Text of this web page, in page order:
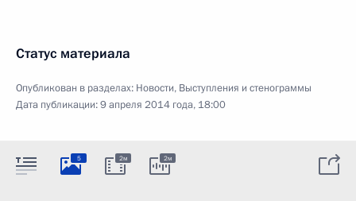
Статус материала
Опубликован в разделах: Новости, Выступления и стенограммы
Дата публикации:9 апреля 2014 года, 18:00
5 2м 2м